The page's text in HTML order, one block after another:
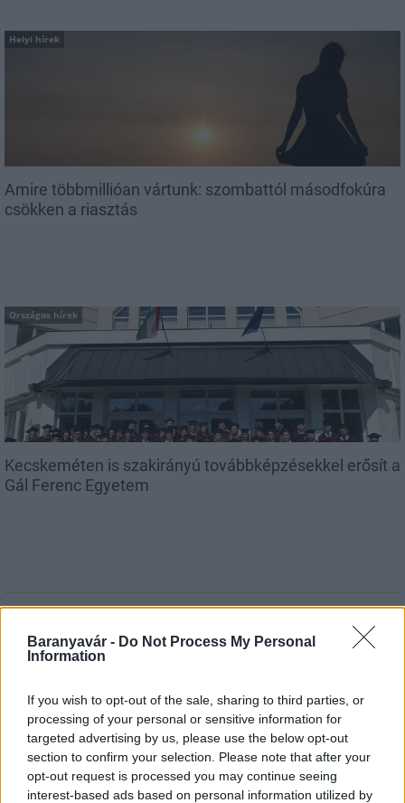
Baranyavár - Do Not Process My Personal
Information
If you wish to opt-out of the sale, sharing to third parties, or
processing of your personal or sensitive information for
targeted advertising by us, please use the below opt-out
section to confirm your selection. Please note that after your
opt-out request is processed you may continue seeing
interest-based ads based on personal information utilized by
Helyi hírek
Amire többmillióan vártunk: szombattól másodfokúra
csökken a riasztás
Országos hírek
Kecskeméten is szakirányú továbbképzésekkel erősít a
Gál Ferenc Egyetem
A lakosságra is fontos szerep hárul a
Országos hírek
Itt az ÉVOSZ megoldása a hőhullámok és
az energiakrízis kezelésére